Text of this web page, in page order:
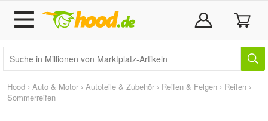
Hood › Auto & Motor › Autoteile & Zubehör › Reifen & Felgen › Reifen ›
Sommerreifen